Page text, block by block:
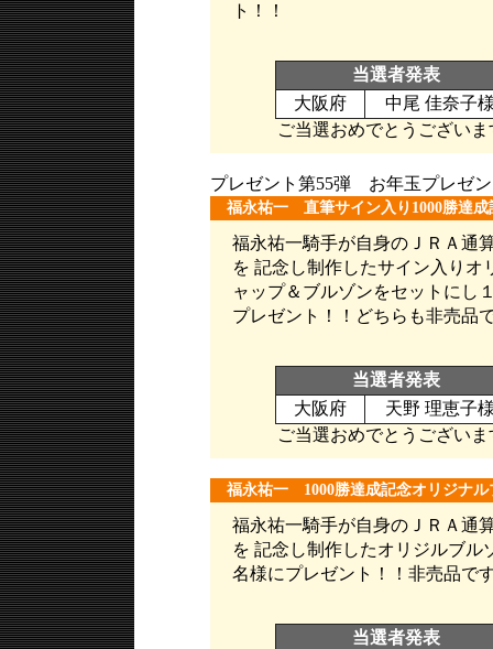
ト！！
当選者発表
大阪府
中尾 佳奈子
ご当選おめでとうございま
プレゼント第55弾 お年玉プレゼ
福永祐一 直筆サイン入り1000勝達成
福永祐一騎手が自身のＪＲＡ通
を 記念し制作したサイン入りオ
ャップ＆ブルゾンをセットにし
プレゼント！！どちらも非売品
当選者発表
大阪府
天野 理恵子
ご当選おめでとうございま
福永祐一 1000勝達成記念オリジナル
福永祐一騎手が自身のＪＲＡ通
を 記念し制作したオリジルブル
名様にプレゼント！！非売品で
当選者発表